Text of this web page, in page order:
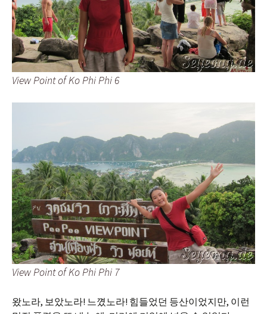
View Point of Ko Phi Phi 6
View Point of Ko Phi Phi 7
왔노라, 보았노라! 느꼈노라! 힘들었던 등산이었지만, 이런